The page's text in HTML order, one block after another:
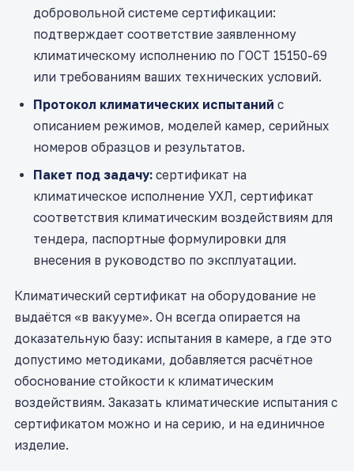
добровольной системе сертификации:
подтверждает соответствие заявленному
климатическому исполнению по ГОСТ 15150-69
или требованиям ваших технических условий.
Протокол климатических испытаний с
описанием режимов, моделей камер, серийных
номеров образцов и результатов.
Пакет под задачу: сертификат на
климатическое исполнение УХЛ, сертификат
соответствия климатическим воздействиям для
тендера, паспортные формулировки для
внесения в руководство по эксплуатации.
Климатический сертификат на оборудование не
выдаётся «в вакууме». Он всегда опирается на
доказательную базу: испытания в камере, а где это
допустимо методиками, добавляется расчётное
обоснование стойкости к климатическим
воздействиям. Заказать климатические испытания с
сертификатом можно и на серию, и на единичное
изделие.